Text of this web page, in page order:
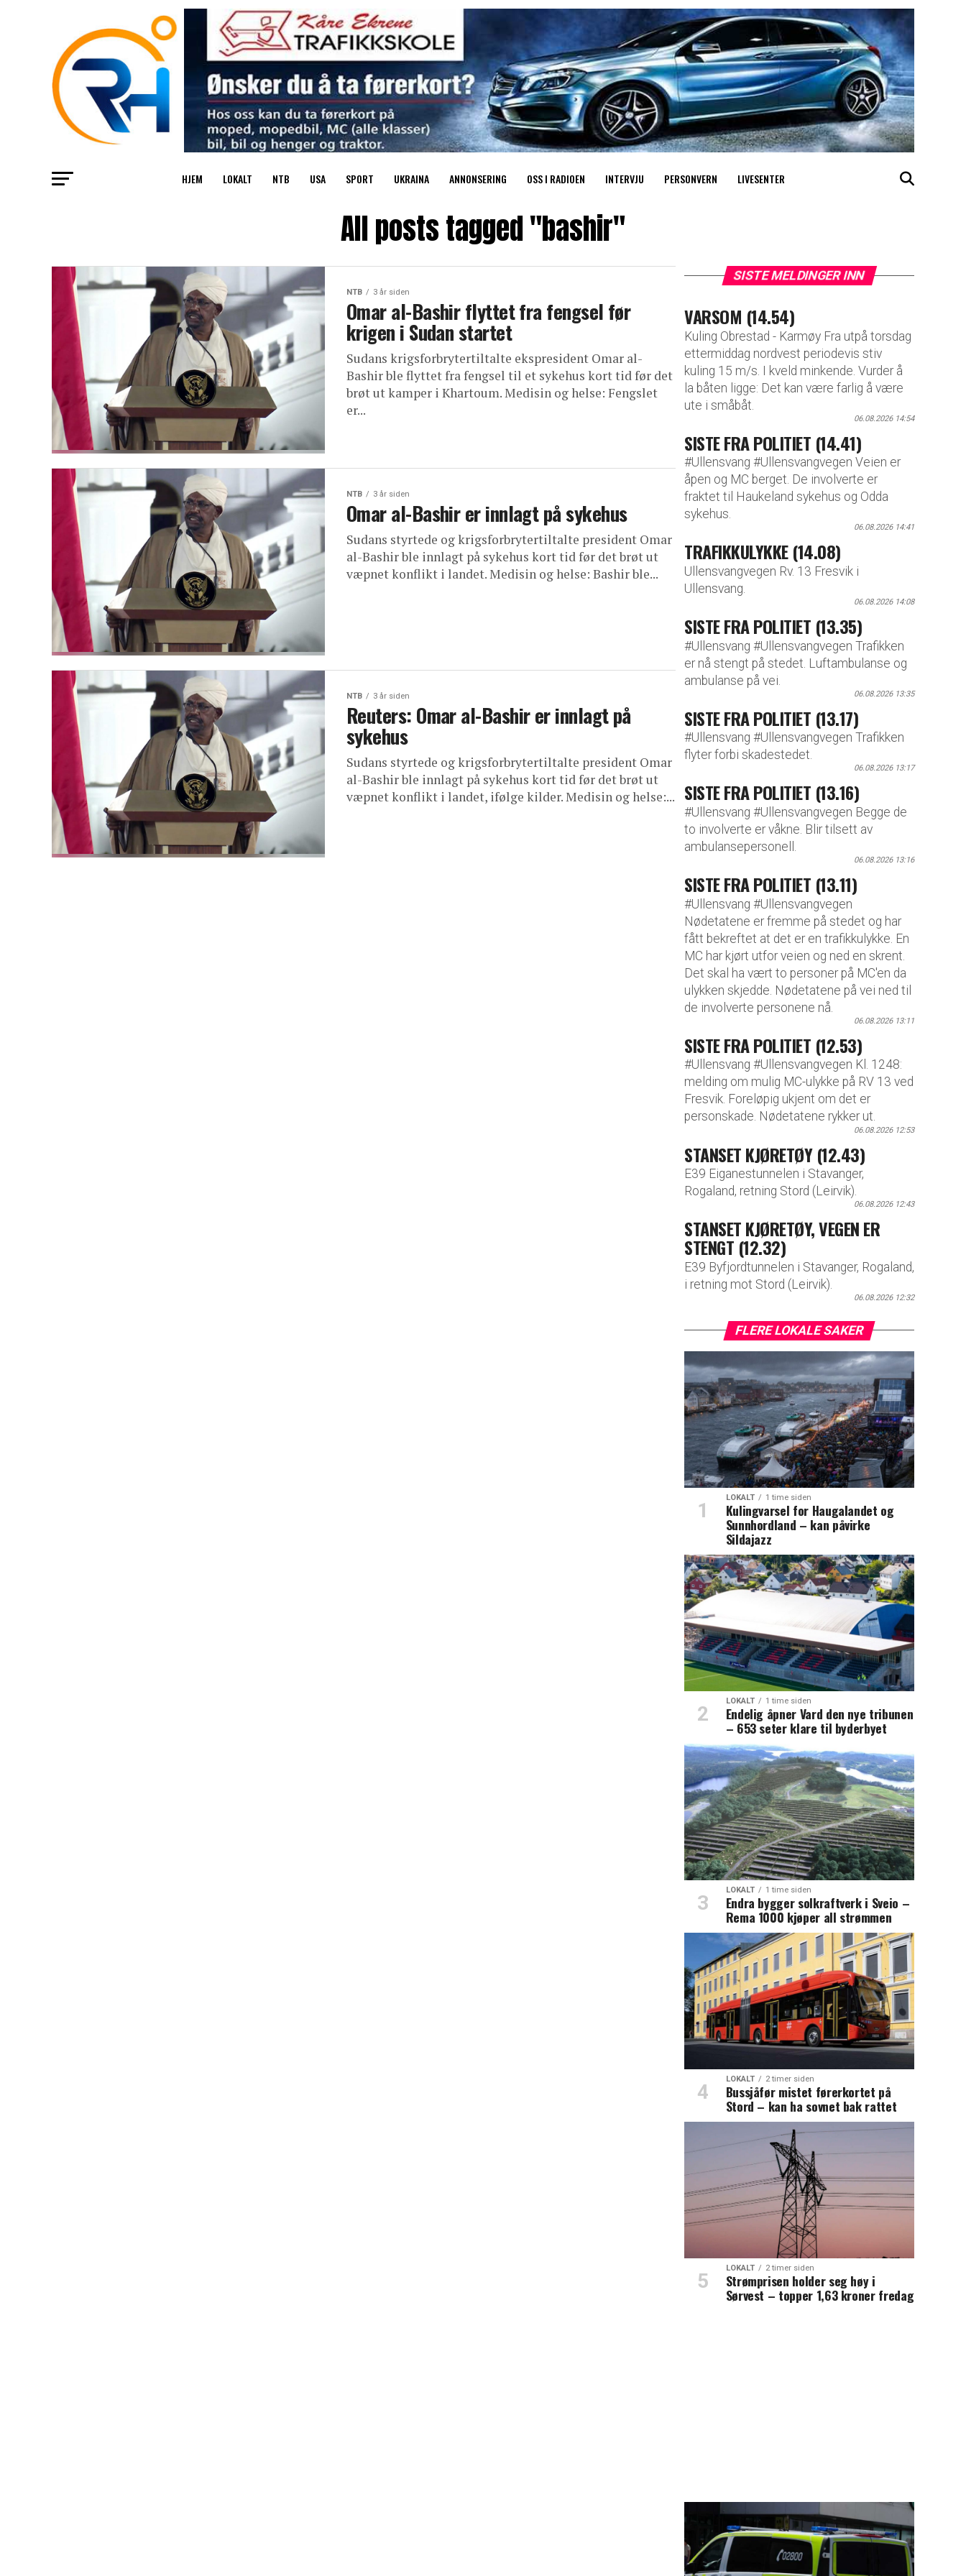
HJEM LOKALT NTB USA SPORT UKRAINA ANNONSERING OSS I RADIOEN INTERVJU PERSONVERN LIVESENTER
All posts tagged "bashir"
NTB 3 år siden
Omar al-Bashir flyttet fra fengsel før
krigen i Sudan startet
Sudans krigsforbrytertiltalte ekspresident Omar al-
Bashir ble flyttet fra fengsel til et sykehus kort tid før det
brøt ut kamper i Khartoum. Medisin og helse: Fengslet
er...
NTB 3 år siden
Omar al-Bashir er innlagt på sykehus
Sudans styrtede og krigsforbrytertiltalte president Omar
al-Bashir ble innlagt på sykehus kort tid før det brøt ut
væpnet konflikt i landet. Medisin og helse: Bashir ble...
NTB 3 år siden
Reuters: Omar al-Bashir er innlagt på
sykehus
Sudans styrtede og krigsforbrytertiltalte president Omar
al-Bashir ble innlagt på sykehus kort tid før det brøt ut
væpnet konflikt i landet, ifølge kilder. Medisin og helse:...
SISTE MELDINGER INN
VARSOM (14.54)
Kuling Obrestad - Karmøy Fra utpå torsdag
ettermiddag nordvest periodevis stiv
kuling 15 m/s. I kveld minkende. Vurder å
la båten ligge: Det kan være farlig å være
ute i småbåt.
06.08.2026 14:54
SISTE FRA POLITIET (14.41)
#Ullensvang #Ullensvangvegen Veien er
åpen og MC berget. De involverte er
fraktet til Haukeland sykehus og Odda
sykehus.
06.08.2026 14:41
TRAFIKKULYKKE (14.08)
Ullensvangvegen Rv. 13 Fresvik i
Ullensvang.
06.08.2026 14:08
SISTE FRA POLITIET (13.35)
#Ullensvang #Ullensvangvegen Trafikken
er nå stengt på stedet. Luftambulanse og
ambulanse på vei.
06.08.2026 13:35
SISTE FRA POLITIET (13.17)
#Ullensvang #Ullensvangvegen Trafikken
flyter forbi skadestedet.
06.08.2026 13:17
SISTE FRA POLITIET (13.16)
#Ullensvang #Ullensvangvegen Begge de
to involverte er våkne. Blir tilsett av
ambulansepersonell.
06.08.2026 13:16
SISTE FRA POLITIET (13.11)
#Ullensvang #Ullensvangvegen
Nødetatene er fremme på stedet og har
fått bekreftet at det er en trafikkulykke. En
MC har kjørt utfor veien og ned en skrent.
Det skal ha vært to personer på MC'en da
ulykken skjedde. Nødetatene på vei ned til
de involverte personene nå.
06.08.2026 13:11
SISTE FRA POLITIET (12.53)
#Ullensvang #Ullensvangvegen Kl. 1248:
melding om mulig MC-ulykke på RV 13 ved
Fresvik. Foreløpig ukjent om det er
personskade. Nødetatene rykker ut.
06.08.2026 12:53
STANSET KJØRETØY (12.43)
E39 Eiganestunnelen i Stavanger,
Rogaland, retning Stord (Leirvik).
06.08.2026 12:43
STANSET KJØRETØY, VEGEN ER
STENGT (12.32)
E39 Byfjordtunnelen i Stavanger, Rogaland,
i retning mot Stord (Leirvik).
06.08.2026 12:32
FLERE LOKALE SAKER
LOKALT 1 time siden
Kulingvarsel for Haugalandet og
Sunnhordland – kan påvirke
Sildajazz
LOKALT 1 time siden
Endelig åpner Vard den nye tribunen
– 653 seter klare til byderbyet
LOKALT 1 time siden
Endra bygger solkraftverk i Sveio –
Rema 1000 kjøper all strømmen
LOKALT 2 timer siden
Bussjåfør mistet førerkortet på
Stord – kan ha sovnet bak rattet
LOKALT 2 timer siden
Strømprisen holder seg høy i
Sørvest – topper 1,63 kroner fredag